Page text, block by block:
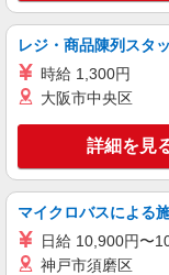
株式会社シエロ
【
+
頂
い
+
キープ
レジ・商品陳列スタ
時給 1,300円
大阪市中央区
詳細を見
マイクロバスによる
日給 10,900円〜
神戸市須磨区